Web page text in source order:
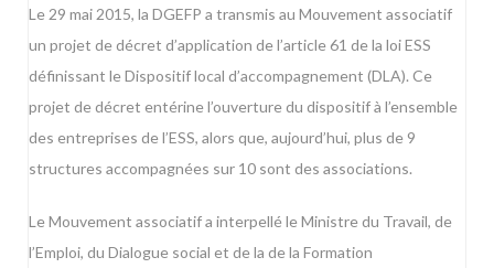
Le 29 mai 2015, la DGEFP a transmis au Mouvement associatif
un projet de décret d’application de l’article 61 de la loi ESS
définissant le Dispositif local d’accompagnement (DLA). Ce
projet de décret entérine l’ouverture du dispositif à l’ensemble
des entreprises de l’ESS, alors que, aujourd’hui, plus de 9
structures accompagnées sur 10 sont des associations.
Le Mouvement associatif a interpellé le Ministre du Travail, de
l’Emploi, du Dialogue social et de la de la Formation